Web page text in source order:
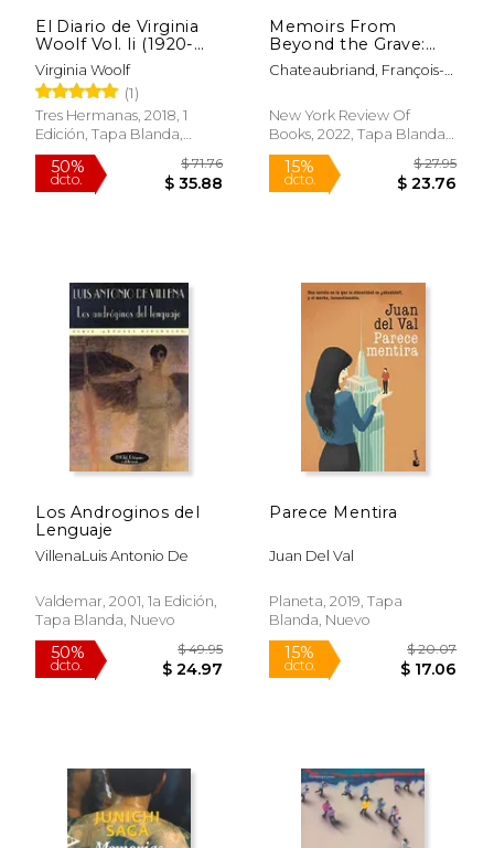
El Diario de Virginia
Woolf Vol. Ii (1920-
1924)
Virginia Woolf
(1)
Tres Hermanas, 2018, 1
Edición, Tapa Blanda,
Nuevo
50%
dcto. $ 35.88
Memoirs From
Beyond the Grave:
1800-1815 (en Inglés)
Chateaubriand, François-
Gracq, Julien
New York Review Of
Books, 2022, Tapa Blanda,
Nuevo
Rápido
Los Androginos del
Lenguaje
VillenaLuis Antonio De
Valdemar, 2001, 1a Edición,
Tapa Blanda, Nuevo
Parece Mentira
Juan Del Val
Planeta, 2019, Tapa
Blanda, Nuevo